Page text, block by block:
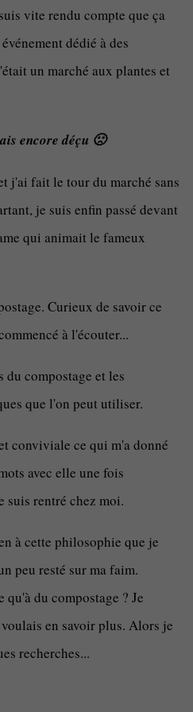
vite rendu compte que ça
dédié à des
un marché aux plantes et
encore déçu 🙁
j'ai fait le tour du marché sans
je suis enfin passé devant
qui animait le fameux
Curieux de savoir ce
à l'écouter...
compostage et les
que l'on peut utiliser.
conviviale ce qui m'a donné
avec elle une fois
suis rentré chez moi.
à cette philosophie que je
peu resté sur ma faim.
qu'à du compostage ? Je
en savoir plus. Alors je
recherches...